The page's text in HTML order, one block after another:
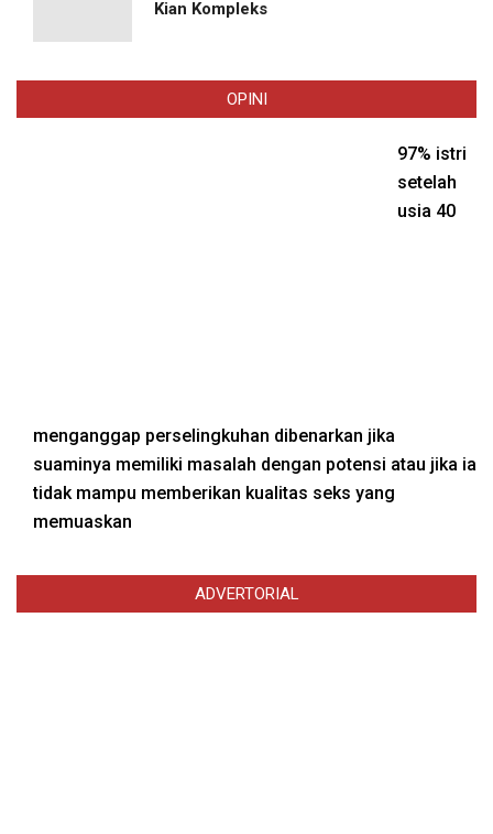
Kian Kompleks
OPINI
97% istri
setelah
usia 40
menganggap perselingkuhan dibenarkan jika
suaminya memiliki masalah dengan potensi atau jika ia
tidak mampu memberikan kualitas seks yang
memuaskan
ADVERTORIAL